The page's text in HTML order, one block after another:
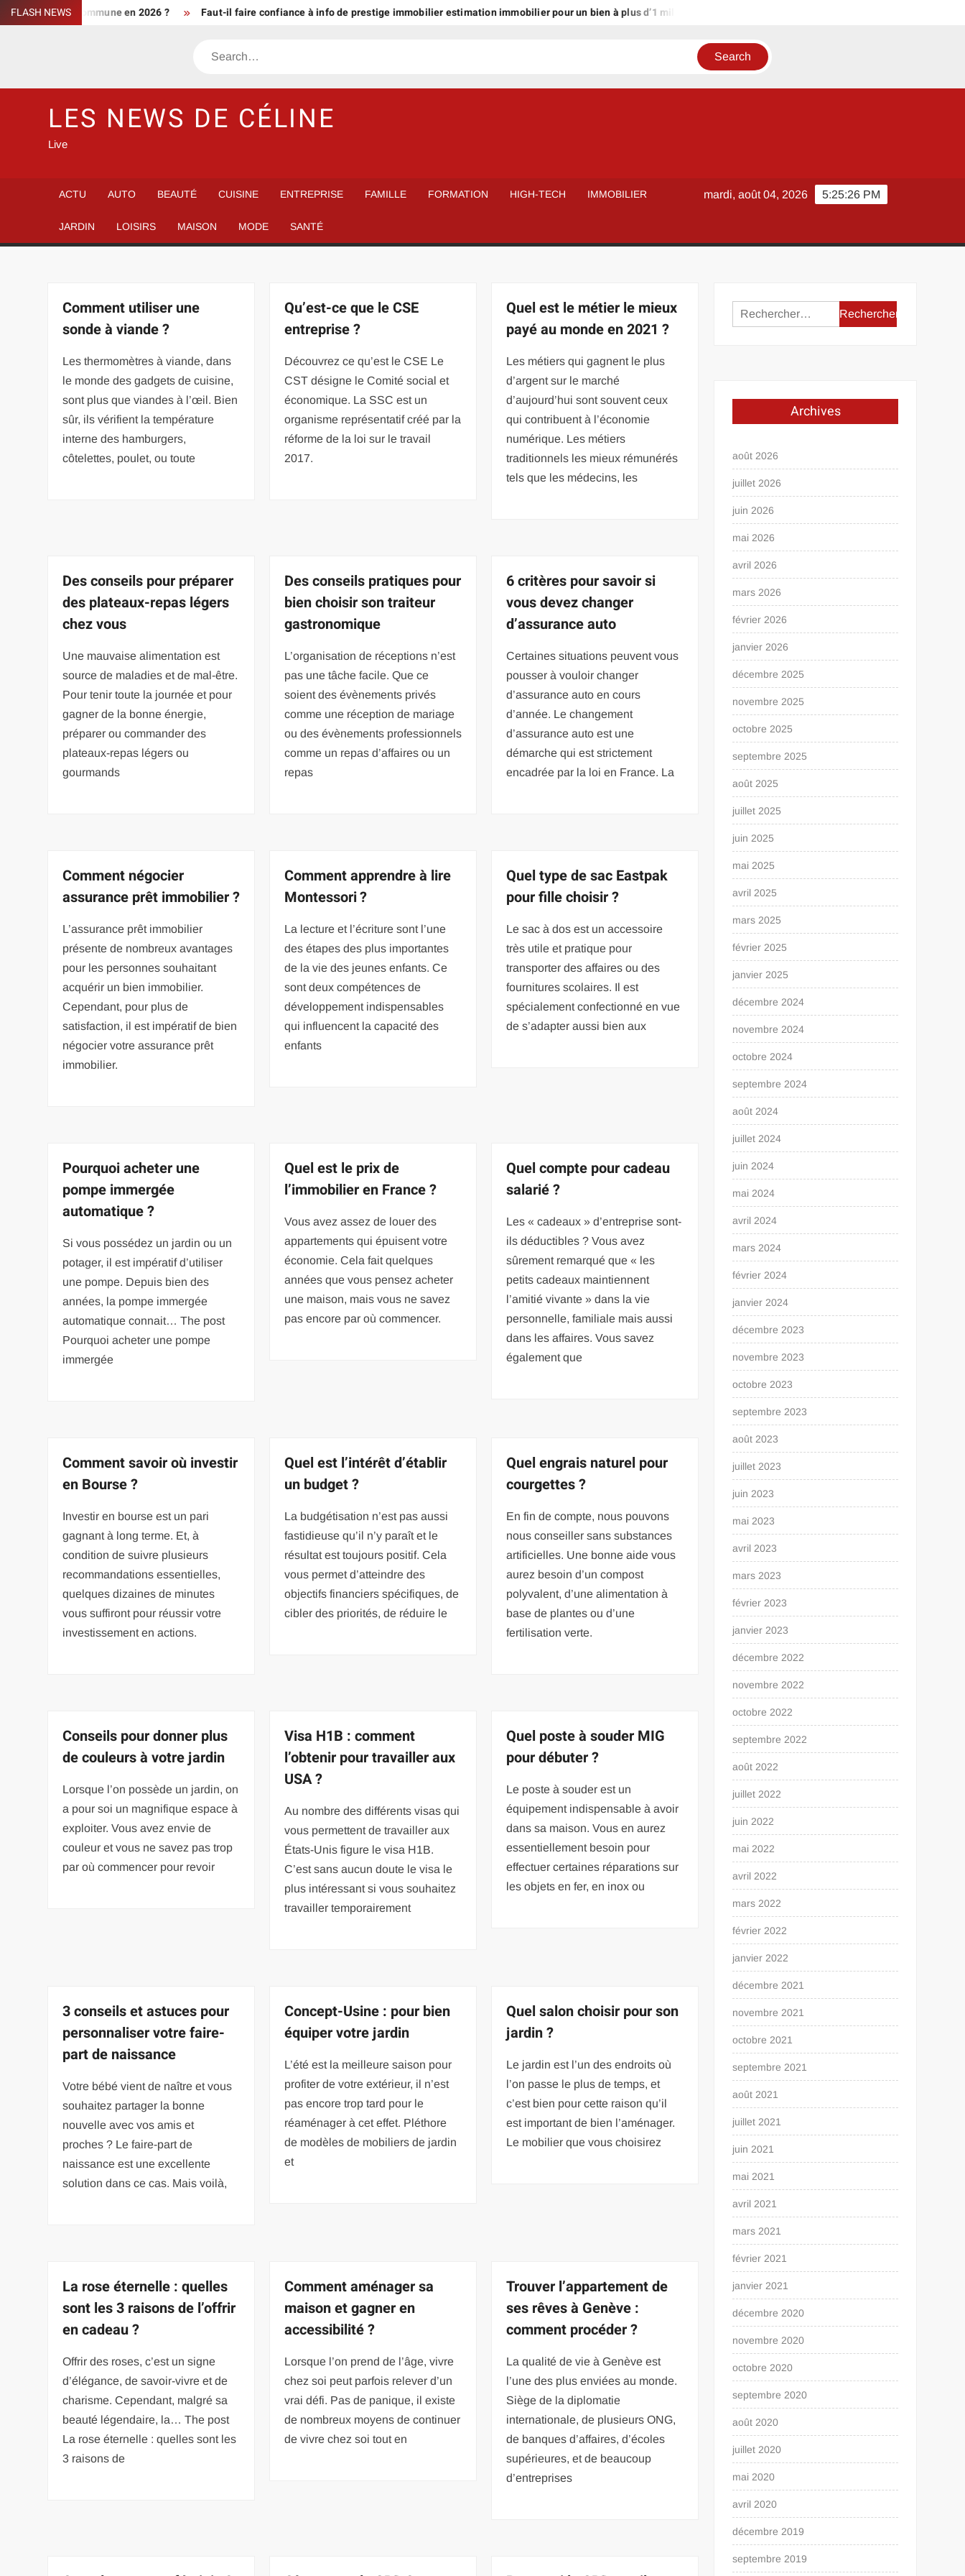
Skip
to
FLASH NEWS
commune en 2026 ? Faut-il faire confiance à info de prestige immobilier estimation immobilier pour un bien à plus d’1 million d’euros ?
Search
LES NEWS DE CÉLINE
Live
ACTU AUTO BEAUTÉ CUISINE ENTREPRISE FAMILLE FORMATION HIGH-TECH IMMOBILIER
JARDIN LOISIRS MAISON MODE SANTÉ
5:25:26 PM
mardi, août 04, 2026
Comment utiliser une
sonde à viande ?
Les thermomètres à viande, dans
le monde des gadgets de cuisine,
sont plus que viandes à l’œil. Bien
sûr, ils vérifient la température
interne des hamburgers,
côtelettes, poulet, ou toute
Qu’est-ce que le CSE
entreprise ?
Découvrez ce qu’est le CSE Le
CST désigne le Comité social et
économique. La SSC est un
organisme représentatif créé par la
réforme de la loi sur le travail
2017.
Quel est le métier le mieux
payé au monde en 2021 ?
Les métiers qui gagnent le plus
d’argent sur le marché
d’aujourd’hui sont souvent ceux
qui contribuent à l’économie
numérique. Les métiers
traditionnels les mieux rémunérés
tels que les médecins, les
Des conseils pour préparer
des plateaux-repas légers
chez vous
Une mauvaise alimentation est
source de maladies et de mal-être.
Pour tenir toute la journée et pour
gagner de la bonne énergie,
préparer ou commander des
plateaux-repas légers ou
gourmands
Des conseils pratiques pour
bien choisir son traiteur
gastronomique
L’organisation de réceptions n’est
pas une tâche facile. Que ce
soient des évènements privés
comme une réception de mariage
ou des évènements professionnels
comme un repas d’affaires ou un
repas
6 critères pour savoir si
vous devez changer
d’assurance auto
Certaines situations peuvent vous
pousser à vouloir changer
d’assurance auto en cours
d’année. Le changement
d’assurance auto est une
démarche qui est strictement
encadrée par la loi en France. La
Comment négocier
assurance prêt immobilier ?
L’assurance prêt immobilier
présente de nombreux avantages
pour les personnes souhaitant
acquérir un bien immobilier.
Cependant, pour plus de
satisfaction, il est impératif de bien
négocier votre assurance prêt
immobilier.
Comment apprendre à lire
Montessori ?
La lecture et l’écriture sont l’une
des étapes des plus importantes
de la vie des jeunes enfants. Ce
sont deux compétences de
développement indispensables
qui influencent la capacité des
enfants
Quel type de sac Eastpak
pour fille choisir ?
Le sac à dos est un accessoire
très utile et pratique pour
transporter des affaires ou des
fournitures scolaires. Il est
spécialement confectionné en vue
de s’adapter aussi bien aux
Pourquoi acheter une
pompe immergée
automatique ?
Si vous possédez un jardin ou un
potager, il est impératif d’utiliser
une pompe. Depuis bien des
années, la pompe immergée
automatique connait… The post
Pourquoi acheter une pompe
immergée
Quel est le prix de
l’immobilier en France ?
Vous avez assez de louer des
appartements qui épuisent votre
économie. Cela fait quelques
années que vous pensez acheter
une maison, mais vous ne savez
pas encore par où commencer.
Quel compte pour cadeau
salarié ?
Les « cadeaux » d’entreprise sont-
ils déductibles ? Vous avez
sûrement remarqué que « les
petits cadeaux maintiennent
l’amitié vivante » dans la vie
personnelle, familiale mais aussi
dans les affaires. Vous savez
également que
Comment savoir où investir
en Bourse ?
Investir en bourse est un pari
gagnant à long terme. Et, à
condition de suivre plusieurs
recommandations essentielles,
quelques dizaines de minutes
vous suffiront pour réussir votre
investissement en actions.
Quel est l’intérêt d’établir
un budget ?
La budgétisation n’est pas aussi
fastidieuse qu’il n’y paraît et le
résultat est toujours positif. Cela
vous permet d’atteindre des
objectifs financiers spécifiques, de
cibler des priorités, de réduire le
Quel engrais naturel pour
courgettes ?
En fin de compte, nous pouvons
nous conseiller sans substances
artificielles. Une bonne aide vous
aurez besoin d’un compost
polyvalent, d’une alimentation à
base de plantes ou d’une
fertilisation verte.
Conseils pour donner plus
de couleurs à votre jardin
Lorsque l’on possède un jardin, on
a pour soi un magnifique espace à
exploiter. Vous avez envie de
couleur et vous ne savez pas trop
par où commencer pour revoir
Visa H1B : comment
l’obtenir pour travailler aux
USA ?
Au nombre des différents visas qui
vous permettent de travailler aux
États-Unis figure le visa H1B.
C’est sans aucun doute le visa le
plus intéressant si vous souhaitez
travailler temporairement
Quel poste à souder MIG
pour débuter ?
Le poste à souder est un
équipement indispensable à avoir
dans sa maison. Vous en aurez
essentiellement besoin pour
effectuer certaines réparations sur
les objets en fer, en inox ou
3 conseils et astuces pour
personnaliser votre faire-
part de naissance
Votre bébé vient de naître et vous
souhaitez partager la bonne
nouvelle avec vos amis et
proches ? Le faire-part de
naissance est une excellente
solution dans ce cas. Mais voilà,
Concept-Usine : pour bien
équiper votre jardin
L’été est la meilleure saison pour
profiter de votre extérieur, il n’est
pas encore trop tard pour le
réaménager à cet effet. Pléthore
de modèles de mobiliers de jardin
et
Quel salon choisir pour son
jardin ?
Le jardin est l’un des endroits où
l’on passe le plus de temps, et
c’est bien pour cette raison qu’il
est important de bien l’aménager.
Le mobilier que vous choisirez
La rose éternelle : quelles
sont les 3 raisons de l’offrir
en cadeau ?
Offrir des roses, c’est un signe
d’élégance, de savoir-vivre et de
charisme. Cependant, malgré sa
beauté légendaire, la… The post
La rose éternelle : quelles sont les
3 raisons de
Comment aménager sa
maison et gagner en
accessibilité ?
Lorsque l’on prend de l’âge, vivre
chez soi peut parfois relever d’un
vrai défi. Pas de panique, il existe
de nombreux moyens de continuer
de vivre chez soi tout en
Trouver l’appartement de
ses rêves à Genève :
comment procéder ?
La qualité de vie à Genève est
l’une des plus enviées au monde.
Siège de la diplomatie
internationale, de plusieurs ONG,
de banques d’affaires, d’écoles
supérieures, et de beaucoup
d’entreprises
Rechercher :
Archives
août 2026
juillet 2026
juin 2026
mai 2026
avril 2026
mars 2026
février 2026
janvier 2026
décembre 2025
novembre 2025
octobre 2025
septembre 2025
août 2025
juillet 2025
juin 2025
mai 2025
avril 2025
mars 2025
février 2025
janvier 2025
décembre 2024
novembre 2024
octobre 2024
septembre 2024
août 2024
juillet 2024
juin 2024
mai 2024
avril 2024
mars 2024
février 2024
janvier 2024
décembre 2023
novembre 2023
octobre 2023
septembre 2023
août 2023
juillet 2023
juin 2023
mai 2023
avril 2023
mars 2023
février 2023
janvier 2023
décembre 2022
novembre 2022
octobre 2022
septembre 2022
août 2022
juillet 2022
juin 2022
mai 2022
avril 2022
mars 2022
février 2022
janvier 2022
décembre 2021
novembre 2021
octobre 2021
septembre 2021
août 2021
juillet 2021
juin 2021
mai 2021
avril 2021
mars 2021
février 2021
janvier 2021
décembre 2020
novembre 2020
octobre 2020
septembre 2020
août 2020
juillet 2020
mai 2020
avril 2020
décembre 2019
septembre 2019